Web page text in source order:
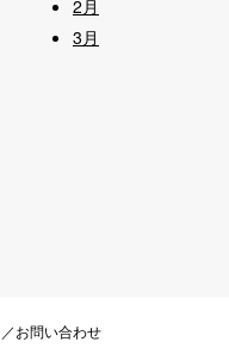
2月
3月
／お問い合わせ